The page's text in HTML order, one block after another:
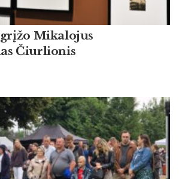
Mikalojus
Čiurlionis